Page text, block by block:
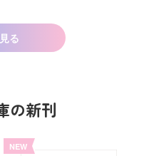
る
の新刊
NEW